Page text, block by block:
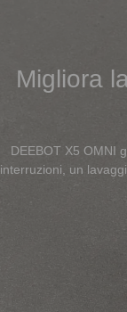
Migliora
DEEBOT X5 OMNI
interruzioni, un